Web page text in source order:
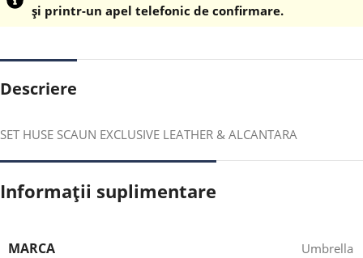
și printr-un apel telefonic de confirmare.
Descriere
SET HUSE SCAUN EXCLUSIVE LEATHER & ALCANTARA
Informații suplimentare
MARCA Umbrella